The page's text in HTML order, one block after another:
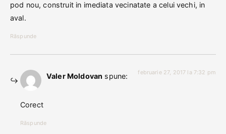
pod nou, construit in imediata vecinatate a celui vechi, in
aval.
Răspunde
Valer Moldovan spune: februarie 27, 2017 la 7:32 pm
Corect
Răspunde